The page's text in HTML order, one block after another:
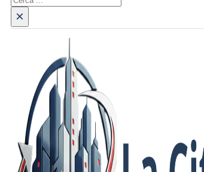
×